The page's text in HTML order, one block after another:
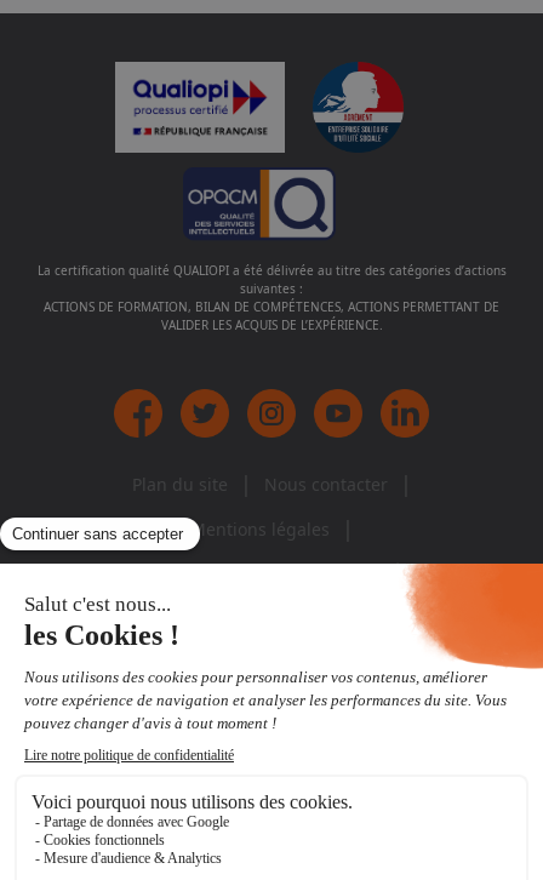
La certification qualité QUALIOPI a été délivrée au titre des catégories d’actions
suivantes :
ACTIONS DE FORMATION, BILAN DE COMPÉTENCES, ACTIONS PERMETTANT DE
VALIDER LES ACQUIS DE L’EXPÉRIENCE.
Plan du site Nous contacter
Mentions légales
Politique de protection des données
SIÈGE SOCIAL,
1 rue Louis Braille
Cap Courrouze – Hall A - 4ème étage
35 136 St Jacques de la Lande